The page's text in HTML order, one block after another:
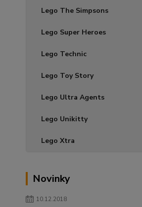
Lego The Simpsons
Lego Super Heroes
Lego Technic
Lego Toy Story
Lego Ultra Agents
Lego Unikitty
Lego Xtra
Novinky
10.12.2018